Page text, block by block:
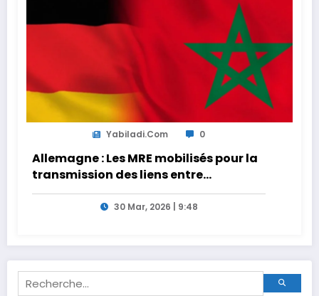
Yabiladi.com 0
Allemagne : Les MRE mobilisés pour la
transmission des liens entre
générations
30 Mar, 2026 | 9:48